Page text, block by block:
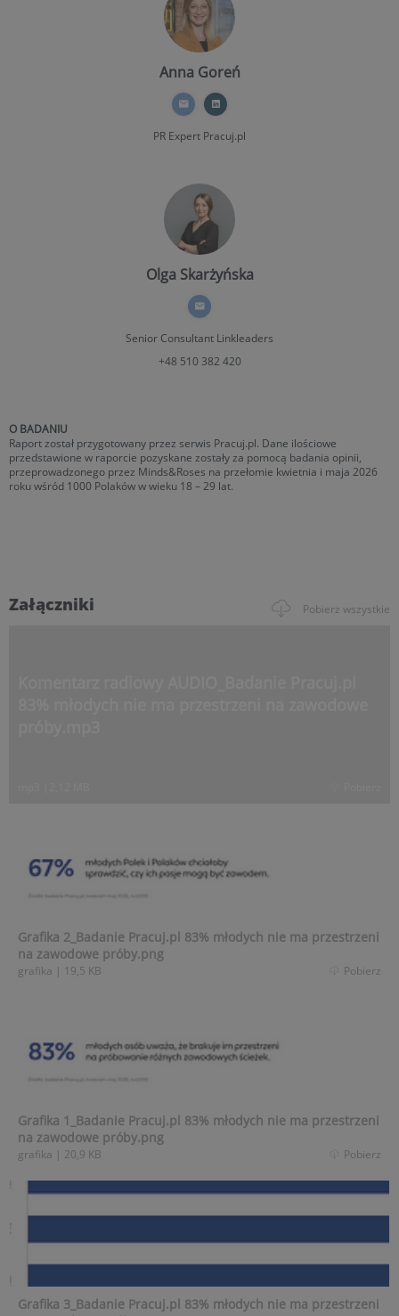
Anna Goreń
PR Expert Pracuj.pl
Olga Skarżyńska
Senior Consultant Linkleaders
+48 510 382 420
O BADANIU
Raport został przygotowany przez serwis Pracuj.pl. Dane ilościowe
przedstawione w raporcie pozyskane zostały za pomocą badania opinii,
przeprowadzonego przez Minds&Roses na przełomie kwietnia i maja 2026
roku wśród 1000 Polaków w wieku 18 – 29 lat.
Załączniki Pobierz wszystkie
Grafika 2_Badanie Pracuj.pl 83% młodych nie ma przestrzeni
na zawodowe próby.png
grafika | 19,5 KB Pobierz
Grafika 1_Badanie Pracuj.pl 83% młodych nie ma przestrzeni
na zawodowe próby.png
grafika | 20,9 KB Pobierz
Grafika 3_Badanie Pracuj.pl 83% młodych nie ma przestrzeni